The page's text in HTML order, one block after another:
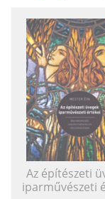
Az építészeti
iparművészeti